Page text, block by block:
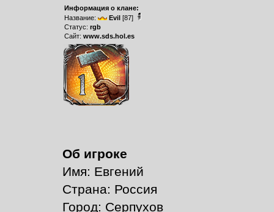
Информация о клане:
Название:
Evil[87]
Статус: rgb
Сайт: www.sds.hol.es
Об игроке
Имя: Евгений
Страна: Россия
Город: Серпухов